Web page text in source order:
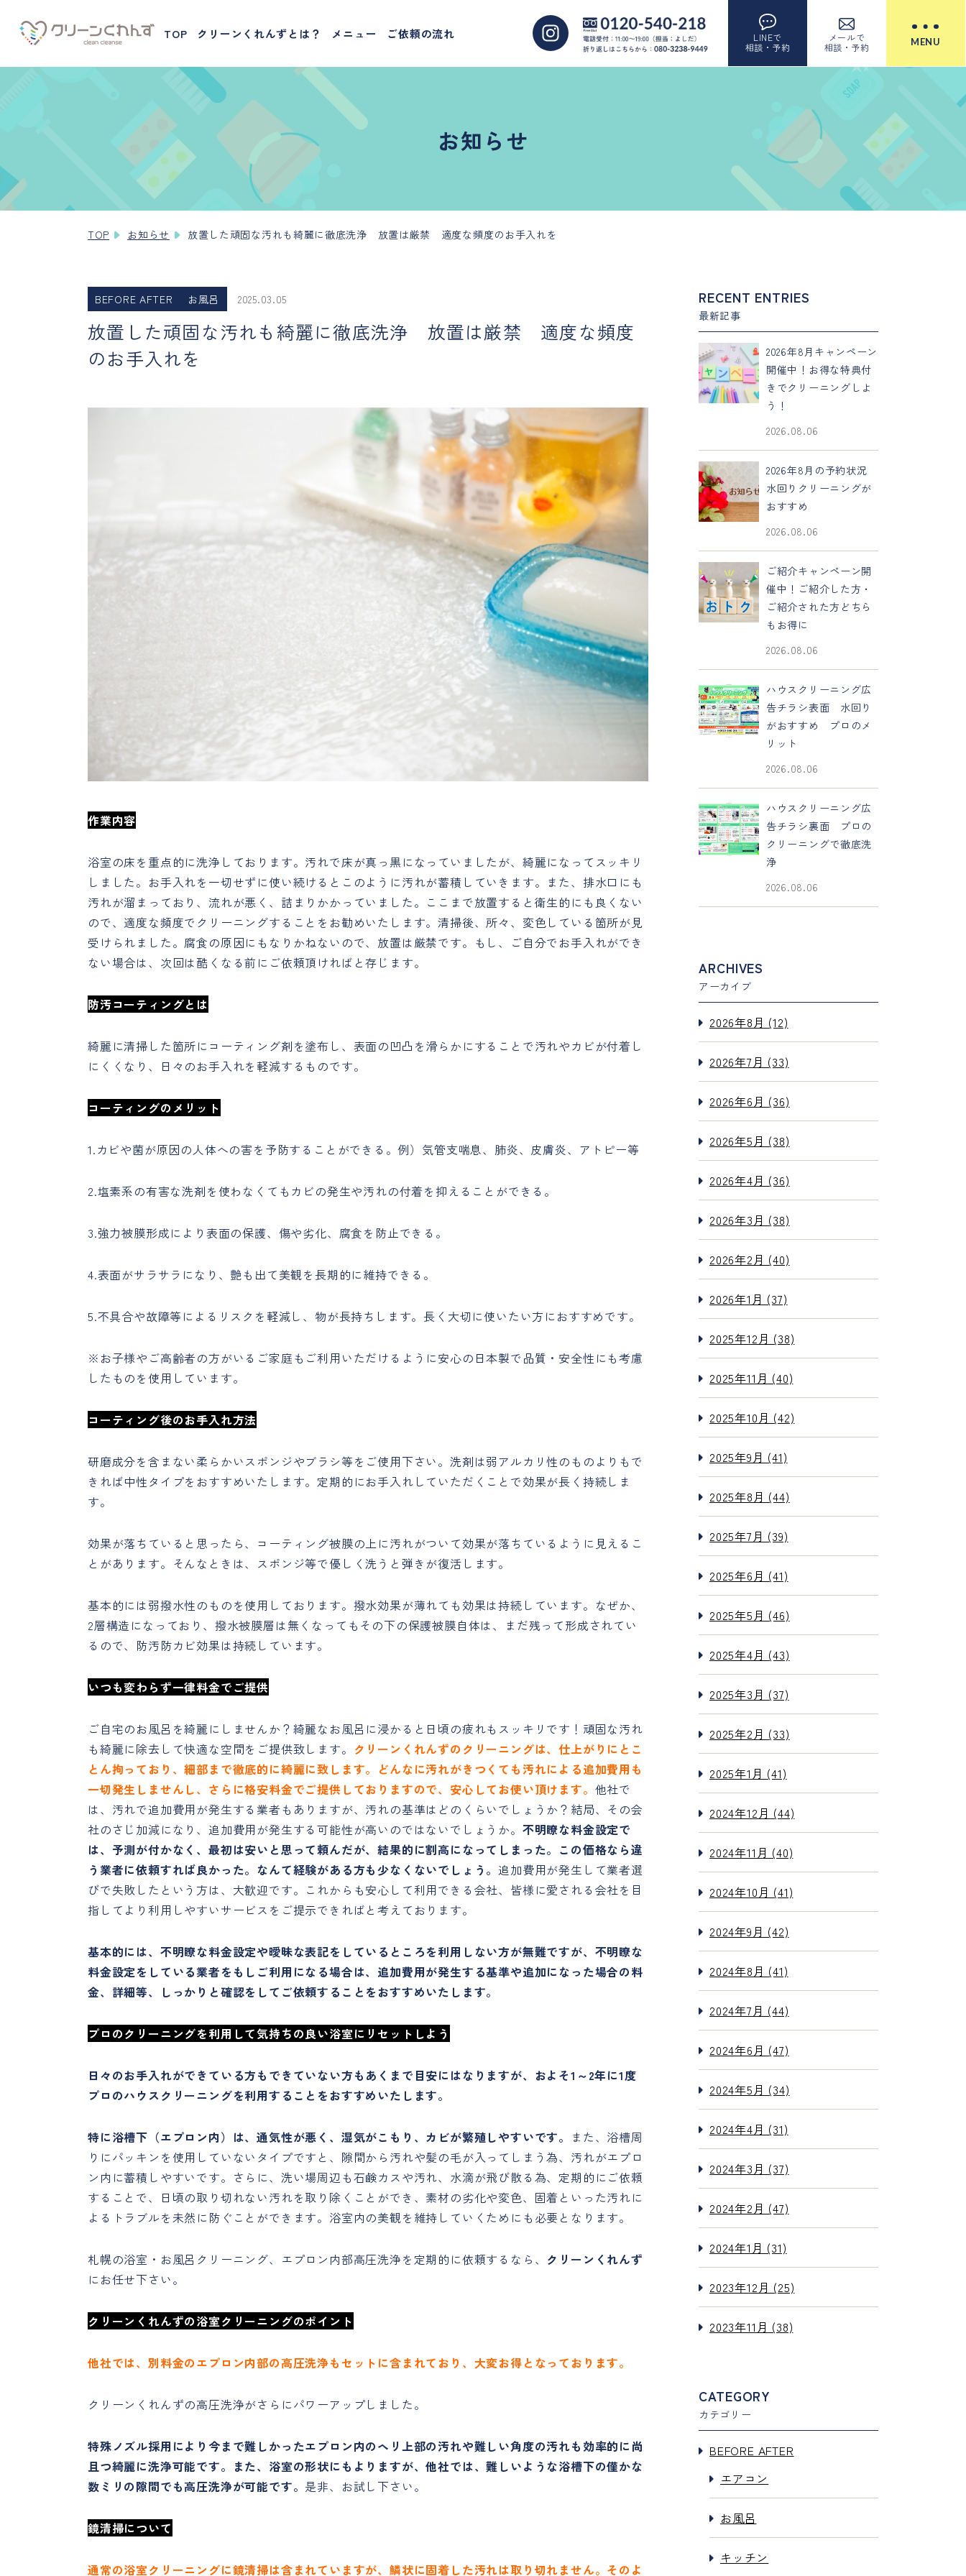
TOP クリーンくれんずとは？ メニュー ご依頼の流れ
LINEで
相談・予約
メールで
相談・予約
MENU
お知らせ
TOP お知らせ 放置した頑固な汚れも綺麗に徹底洗浄 放置は厳禁 適度な頻度のお手入れを
BEFORE AFTER お風呂 2025.03.05
放置した頑固な汚れも綺麗に徹底洗浄 放置は厳禁 適度な頻度
のお手入れを
作業内容
浴室の床を重点的に洗浄しております。汚れで床が真っ黒になっていましたが、綺麗になってスッキリ
しました。お手入れを一切せずに使い続けるとこのように汚れが蓄積していきます。また、排水口にも
汚れが溜まっており、流れが悪く、詰まりかかっていました。ここまで放置すると衛生的にも良くない
ので、適度な頻度でクリーニングすることをお勧めいたします。清掃後、所々、変色している箇所が見
受けられました。腐食の原因にもなりかねないので、放置は厳禁です。もし、ご自分でお手入れができ
ない場合は、次回は酷くなる前にご依頼頂ければと存じます。
防汚コーティングとは
綺麗に清掃した箇所にコーティング剤を塗布し、表面の凹凸を滑らかにすることで汚れやカビが付着し
にくくなり、日々のお手入れを軽減するものです。
コーティングのメリット
1.カビや菌が原因の人体への害を予防することができる。例）気管支喘息、肺炎、皮膚炎、アトピー等
2.塩素系の有害な洗剤を使わなくてもカビの発生や汚れの付着を抑えることができる。
3.強力被膜形成により表面の保護、傷や劣化、腐食を防止できる。
4.表面がサラサラになり、艶も出て美観を長期的に維持できる。
5.不具合や故障等によるリスクを軽減し、物が長持ちします。長く大切に使いたい方におすすめです。
※お子様やご高齢者の方がいるご家庭もご利用いただけるように安心の日本製で品質・安全性にも考慮
したものを使用しています。
コーティング後のお手入れ方法
研磨成分を含まない柔らかいスポンジやブラシ等をご使用下さい。洗剤は弱アルカリ性のものよりもで
きれば中性タイプをおすすめいたします。定期的にお手入れしていただくことで効果が長く持続しま
す。
効果が落ちていると思ったら、コーティング被膜の上に汚れがついて効果が落ちているように見えるこ
とがあります。そんなときは、スポンジ等で優しく洗うと弾きが復活します。
基本的には弱撥水性のものを使用しております。撥水効果が薄れても効果は持続しています。なぜか、
2層構造になっており、撥水被膜層は無くなってもその下の保護被膜自体は、まだ残って形成されてい
るので、防汚防カビ効果は持続しています。
いつも変わらず一律料金でご提供
ご自宅のお風呂を綺麗にしませんか？綺麗なお風呂に浸かると日頃の疲れもスッキリです！頑固な汚れ
も綺麗に除去して快適な空間をご提供致します。 クリーンくれんずのクリーニングは、仕上がりにとこ
とん拘っており、細部まで徹底的に綺麗に致します。どんなに汚れがきつくても汚れによる追加費用も
一切発生しませんし、さらに格安料金でご提供しておりますので、安心してお使い頂けます。 他社で
は、汚れで追加費用が発生する業者もありますが、汚れの基準はどのくらいでしょうか？結局、その会
社のさじ加減になり、追加費用が発生する可能性が高いのではないでしょうか。 不明瞭な料金設定で
は、予測が付かなく、最初は安いと思って頼んだが、結果的に割高になってしまった。この価格なら違
う業者に依頼すれば良かった。なんて経験がある方も少なくないでしょう。追加費用が発生して業者選
びで失敗したという方は、大歓迎です。これからも安心して利用できる会社、皆様に愛される会社を目
指してより利用しやすいサービスをご提示できればと考えております。
基本的には、不明瞭な料金設定や曖昧な表記をしているところを利用しない方が無難ですが、不明瞭な
料金設定をしている業者をもしご利用になる場合は、追加費用が発生する基準や追加になった場合の料
金、詳細等、しっかりと確認をしてご依頼することをおすすめいたします。
プロのクリーニングを利用して気持ちの良い浴室にリセットしよう
日々のお手入れができている方もできていない方もあくまで目安にはなりますが、およそ1～2年に1度
プロのハウスクリーニングを利用することをおすすめいたします。
特に浴槽下（エプロン内）は、通気性が悪く、湿気がこもり、カビが繁殖しやすいです。 また、浴槽周
りにパッキンを使用していないタイプですと、隙間から汚れや髪の毛が入ってしまう為、汚れがエプロ
ン内に蓄積しやすいです。さらに、洗い場周辺も石鹸カスや汚れ、水滴が飛び散る為、定期的にご依頼
することで、日頃の取り切れない汚れを取り除くことができ、素材の劣化や変色、固着といった汚れに
よるトラブルを未然に防ぐことができます。浴室内の美観を維持していくためにも必要となります。
札幌の浴室・お風呂クリーニング、エプロン内部高圧洗浄を定期的に依頼するなら、 クリーンくれんず
にお任せ下さい。
クリーンくれんずの浴室クリーニングのポイント
他社では、別料金のエプロン内部の高圧洗浄もセットに含まれており、大変お得となっております。
クリーンくれんずの高圧洗浄がさらにパワーアップしました。
特殊ノズル採用により今まで難しかったエプロン内のヘリ上部の汚れや難しい角度の汚れも効率的に尚
且つ綺麗に洗浄可能です。また、浴室の形状にもよりますが、他社では、難しいような浴槽下の僅かな
数ミリの隙間でも高圧洗浄が可能です。 是非、お試し下さい。
鏡清掃について
通常の浴室クリーニングに鏡清掃は含まれていますが、鱗状に固着した汚れは取り切れません。そのよ
RECENT ENTRIES
最新記事
2026年8月キャンペーン
開催中！お得な特典付
きでクリーニングしよ
う！
2026.08.06
2026年8月の予約状況
水回りクリーニングが
おすすめ
2026.08.06
ご紹介キャンペーン開
催中！ご紹介した方・
ご紹介された方どちら
もお得に
2026.08.06
ハウスクリーニング広
告チラシ表面 水回り
がおすすめ プロのメ
リット
2026.08.06
ハウスクリーニング広
告チラシ裏面 プロの
クリーニングで徹底洗
浄
2026.08.06
ARCHIVES
アーカイブ
2026年8月 (12)
2026年7月 (33)
2026年6月 (36)
2026年5月 (38)
2026年4月 (36)
2026年3月 (38)
2026年2月 (40)
2026年1月 (37)
2025年12月 (38)
2025年11月 (40)
2025年10月 (42)
2025年9月 (41)
2025年8月 (44)
2025年7月 (39)
2025年6月 (41)
2025年5月 (46)
2025年4月 (43)
2025年3月 (37)
2025年2月 (33)
2025年1月 (41)
2024年12月 (44)
2024年11月 (40)
2024年10月 (41)
2024年9月 (42)
2024年8月 (41)
2024年7月 (44)
2024年6月 (47)
2024年5月 (34)
2024年4月 (31)
2024年3月 (37)
2024年2月 (47)
2024年1月 (31)
2023年12月 (25)
2023年11月 (38)
CATEGORY
カテゴリー
BEFORE AFTER
エアコン
お風呂
キッチン